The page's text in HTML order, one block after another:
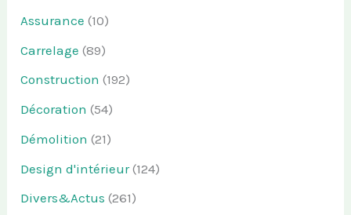
Assurance (10)
Carrelage (89)
Construction (192)
Décoration (54)
Démolition (21)
Design d'intérieur(124)
Divers&Actus (261)